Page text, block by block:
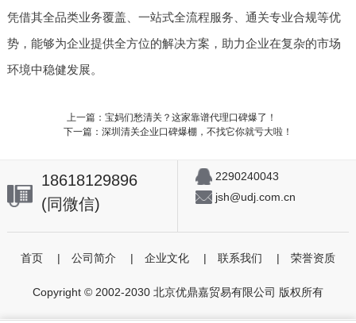
凭借其全品类业务覆盖、一站式全流程服务、通关专业合规等优
势，能够为企业提供全方位的解决方案，助力企业在复杂的市场
环境中稳健发展。
上一篇：宝妈们愁清关？这家靠谱代理口碑爆了！
下一篇：深圳清关企业口碑爆棚，不找它你就亏大啦！
18618129896
(同微信)
2290240043
jsh@udj.com.cn
首页 | 公司简介 | 企业文化 | 联系我们 | 荣誉资质
Copyright © 2002-2030 北京优鼎嘉贸易有限公司 版权所有